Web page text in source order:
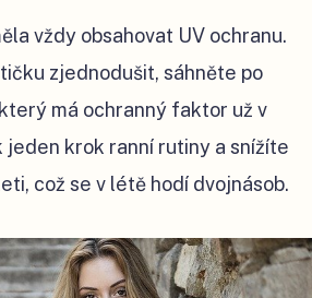
vždy obsahovat UV ochranu.
zjednodušit, sáhněte po
má ochranný faktor už v
jeden krok ranní rutiny a snížíte
což se v létě hodí dvojnásob.